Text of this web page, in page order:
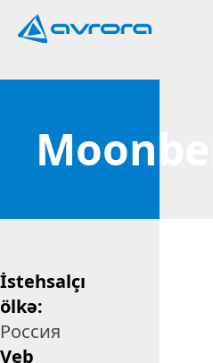
İstehsalçı
ölkə:
Россия
Veb